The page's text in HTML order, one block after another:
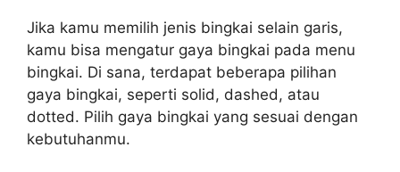
Jika kamu memilih jenis bingkai selain garis,
kamu bisa mengatur gaya bingkai pada menu
bingkai. Di sana, terdapat beberapa pilihan
gaya bingkai, seperti solid, dashed, atau
dotted. Pilih gaya bingkai yang sesuai dengan
kebutuhanmu.